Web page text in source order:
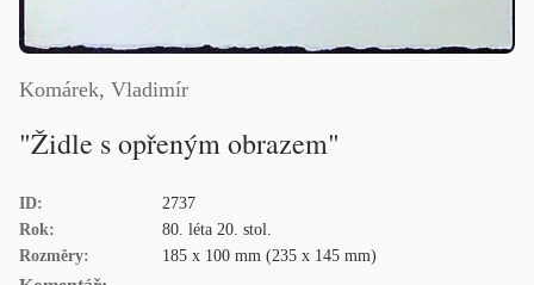
Komárek, Vladimír
"Židle s opřeným obrazem"
ID:
2737
Rok:
80. léta 20. stol.
Rozměry:
185 x 100 mm (235 x 145 mm)